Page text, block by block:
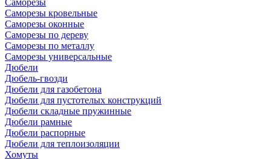
Саморезы
Саморезы кровельные
Саморезы оконные
Саморезы по дереву
Саморезы по металлу
Саморезы универсальные
Дюбели
Дюбель-гвозди
Дюбели для газобетона
Дюбели для пустотелых конструкций
Дюбели складные пружинные
Дюбели рамные
Дюбели распорные
Дюбели для теплоизоляции
Хомуты